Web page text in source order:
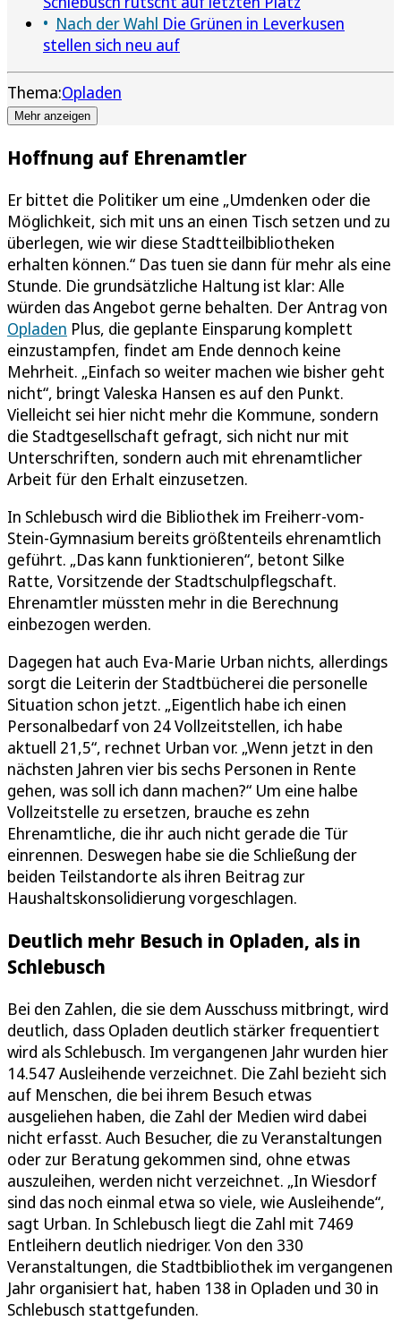
Nach der Wahl Die Grünen in Leverkusen
stellen sich neu auf
Thema:Opladen
Mehr anzeigen
Hoffnung auf Ehrenamtler
Er bittet die Politiker um eine „Umdenken oder die
Möglichkeit, sich mit uns an einen Tisch setzen und zu
überlegen, wie wir diese Stadtteilbibliotheken
erhalten können.“ Das tuen sie dann für mehr als eine
Stunde. Die grundsätzliche Haltung ist klar: Alle
würden das Angebot gerne behalten. Der Antrag von
Opladen Plus, die geplante Einsparung komplett
einzustampfen, findet am Ende dennoch keine
Mehrheit. „Einfach so weiter machen wie bisher geht
nicht“, bringt Valeska Hansen es auf den Punkt.
Vielleicht sei hier nicht mehr die Kommune, sondern
die Stadtgesellschaft gefragt, sich nicht nur mit
Unterschriften, sondern auch mit ehrenamtlicher
Arbeit für den Erhalt einzusetzen.
In Schlebusch wird die Bibliothek im Freiherr-vom-
Stein-Gymnasium bereits größtenteils ehrenamtlich
geführt. „Das kann funktionieren“, betont Silke
Ratte, Vorsitzende der Stadtschulpflegschaft.
Ehrenamtler müssten mehr in die Berechnung
einbezogen werden.
Dagegen hat auch Eva-Marie Urban nichts, allerdings
sorgt die Leiterin der Stadtbücherei die personelle
Situation schon jetzt. „Eigentlich habe ich einen
Personalbedarf von 24 Vollzeitstellen, ich habe
aktuell 21,5“, rechnet Urban vor. „Wenn jetzt in den
nächsten Jahren vier bis sechs Personen in Rente
gehen, was soll ich dann machen?“ Um eine halbe
Vollzeitstelle zu ersetzen, brauche es zehn
Ehrenamtliche, die ihr auch nicht gerade die Tür
einrennen. Deswegen habe sie die Schließung der
beiden Teilstandorte als ihren Beitrag zur
Haushaltskonsolidierung vorgeschlagen.
Deutlich mehr Besuch in Opladen, als in
Schlebusch
Bei den Zahlen, die sie dem Ausschuss mitbringt, wird
deutlich, dass Opladen deutlich stärker frequentiert
wird als Schlebusch. Im vergangenen Jahr wurden hier
14.547 Ausleihende verzeichnet. Die Zahl bezieht sich
auf Menschen, die bei ihrem Besuch etwas
ausgeliehen haben, die Zahl der Medien wird dabei
nicht erfasst. Auch Besucher, die zu Veranstaltungen
oder zur Beratung gekommen sind, ohne etwas
auszuleihen, werden nicht verzeichnet. „In Wiesdorf
sind das noch einmal etwa so viele, wie Ausleihende“,
sagt Urban. In Schlebusch liegt die Zahl mit 7469
Entleihern deutlich niedriger. Von den 330
Veranstaltungen, die Stadtbibliothek im vergangenen
Jahr organisiert hat, haben 138 in Opladen und 30 in
Schlebusch stattgefunden.